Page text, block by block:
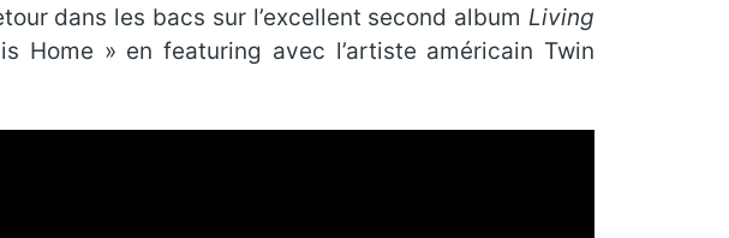
dans les bacs sur l’excellent second album Living
» en featuring avec l’artiste américain Twin